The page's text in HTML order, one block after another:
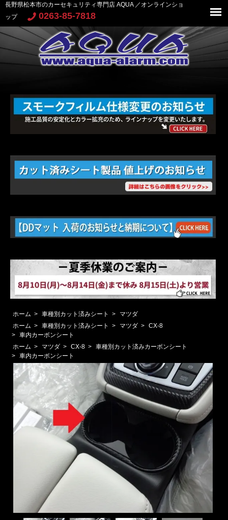
長野県松本市のカーセキュリティ専門店 AQUA ／オンラインショ
ップ
0263-85-7818
ホーム > 車種別カット済みシート >
マツダ
ホーム > 車種別カット済みシート > マツダ > CX-8
> 車内カーボンシート
ホーム > マツダ > CX-8 > 車種別カット済みカーボンシート
> 車内カーボンシート